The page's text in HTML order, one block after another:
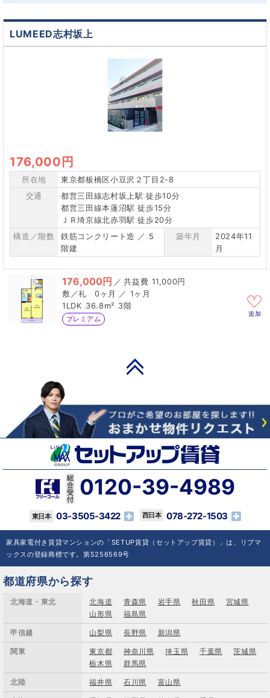
LUMEED志村坂上
176,000円
所在地
東京都板橋区小豆沢２丁目2-8
交通
都営三田線志村坂上駅 徒歩10分
都営三田線本蓮沼駅 徒歩15分
ＪＲ埼京線北赤羽駅 徒歩20分
構造／階数
鉄筋コンクリート造 ／ 5
階建
築年月
2024年11
月
176,000円 ／
11,000円
0ヶ月 ／ 1ヶ月
1LDK 36.8m² 3階
プレミアム
追加
0120-39-4989
03-3505-3422 078-272-1503
家具家電付き賃貸マンションの「SETUP賃貸（セットアップ賃貸）」は、リブマ
ックスの登録商標です。第5256569号
都道府県から探す
北海道・東北 北海道 青森県 岩手県 秋田県
宮城県
山形県
福島県
甲信越 山梨県 長野県 新潟県
関東 東京都 神奈川県 埼玉県 千葉県
茨城県
栃木県
群馬県
北陸 福井県 石川県 富山県